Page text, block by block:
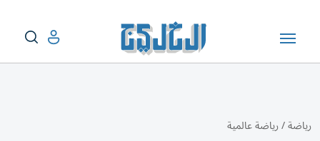
رياضة/رياضة عالمية